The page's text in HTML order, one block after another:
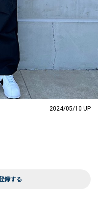
2024/05/10 UP
録する